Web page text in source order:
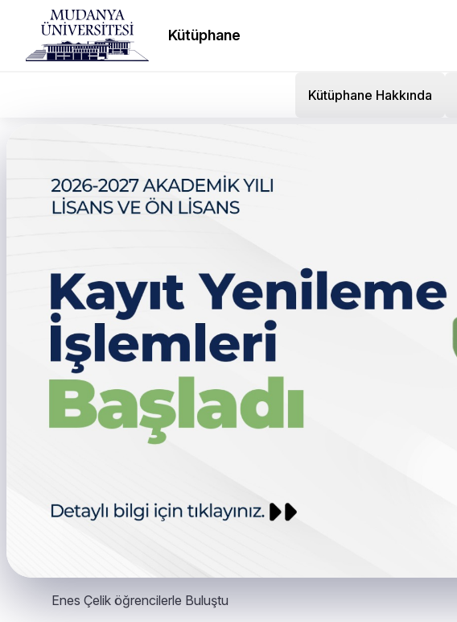
Kütüphane
Kütüphane Hakkında
Enes Çelik öğrencilerle Buluştu
Enes Çelik öğrencilerle Buluştu